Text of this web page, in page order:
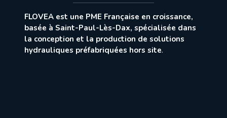
FLOVEA est une PME Française en croissance,
basée à Saint-Paul-Lès-Dax, spécialisée dans
la conception et la production de solutions
hydrauliques préfabriquées hors site.